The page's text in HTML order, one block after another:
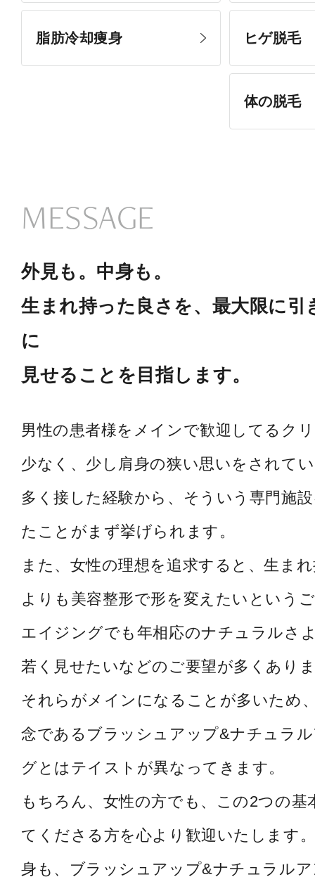
脂肪冷却痩身 ヒゲ脱毛
体の脱毛
MESSAGE
外見も。中身も。
生まれ持った良さを、最大限に引
に
見せることを目指します。
男性の患者様をメインで歓迎してるク
少なく、少し肩身の狭い思いをされて
多く接した経験から、そういう専門施
たことがまず挙げられます。
また、女性の理想を追求すると、生ま
よりも美容整形で形を変えたいという
エイジングでも年相応のナチュラルさ
若く見せたいなどのご要望が多くあり
それらがメインになることが多いため
念であるブラッシュアップ&ナチュラ
グとはテイストが異なってきます。
もちろん、女性の方でも、この2つの基
てくださる方を心より歓迎いたします
身も、ブラッシュアップ&ナチュラル